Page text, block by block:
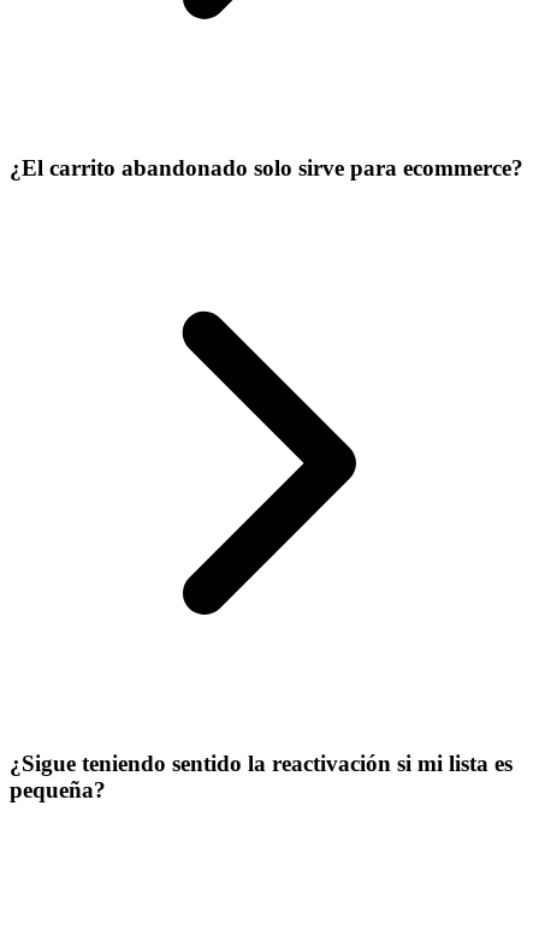
¿El carrito abandonado solo sirve para ecommerce?
¿Sigue teniendo sentido la reactivación si mi lista es
pequeña?